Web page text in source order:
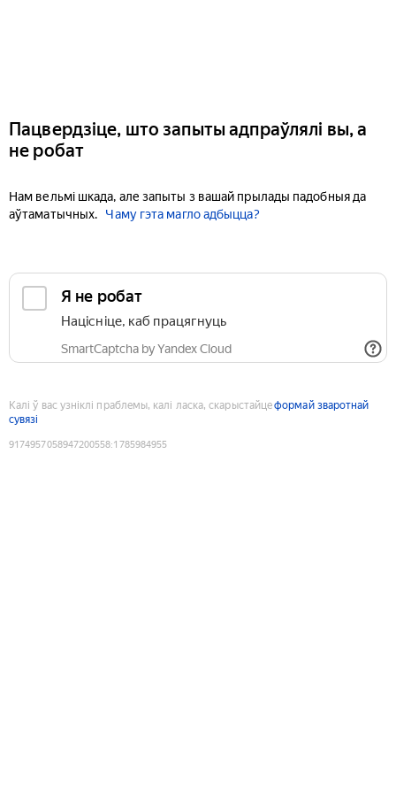
Пацвердзіце, што запыты адпраўлялі вы, а
не робат
Нам вельмі шкада, але запыты з вашай прылады падобныя да
аўтаматычных.
Чаму гэта магло адбыцца?
Я не робат
Націсніце, каб працягнуць
SmartCaptcha by Yandex Cloud
Калі ў вас узніклі праблемы, калі ласка, скарыстайцеформай зваротнай
сувязі
9174957058947200558:1785984955